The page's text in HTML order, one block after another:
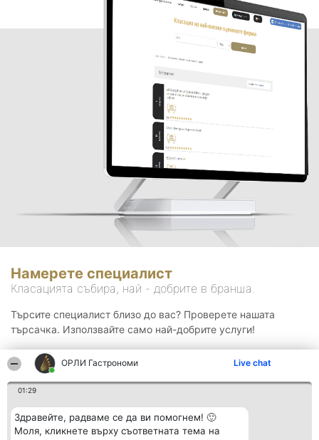
ОРЛИ Гастрономи Live chat
01:29
Здравейте, радваме се да ви помогнем! 🙂
Моля, кликнете върху съответната тема на
Намерете специалист
Класацията събира, най - добрите в бранша.
Търсите специалист близо до вас? Проверете нашата
търсачка. Използвайте само най-добрите услуги!